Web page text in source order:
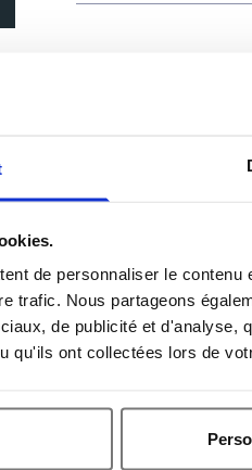
de personnaliser le
trafic. Nous partageons
de publicité et
qu'ils ont collectées lors de
Sujet *